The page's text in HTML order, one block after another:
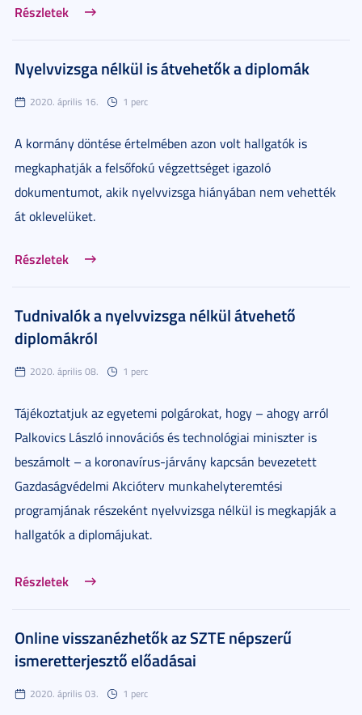
Részletek
Nyelvvizsga nélkül is átvehetők a diplomák
2020. április 16. 1 perc
A kormány döntése értelmében azon volt hallgatók is
megkaphatják a felsőfokú végzettséget igazoló
dokumentumot, akik nyelvvizsga hiányában nem vehették
át oklevelüket.
Részletek
Tudnivalók a nyelvvizsga nélkül átvehető
diplomákról
2020. április 08. 1 perc
Tájékoztatjuk az egyetemi polgárokat, hogy – ahogy arról
Palkovics László innovációs és technológiai miniszter is
beszámolt – a koronavírus-járvány kapcsán bevezetett
Gazdaságvédelmi Akcióterv munkahelyteremtési
programjának részeként nyelvvizsga nélkül is megkapják a
hallgatók a diplomájukat.
Részletek
Online visszanézhetők az SZTE népszerű
ismeretterjesztő előadásai
2020. április 03. 1 perc